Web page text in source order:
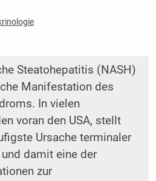
Steatohepatitis (NASH)
Manifestation des
In vielen
voran den USA, stellt
Ursache terminaler
damit eine der
zur